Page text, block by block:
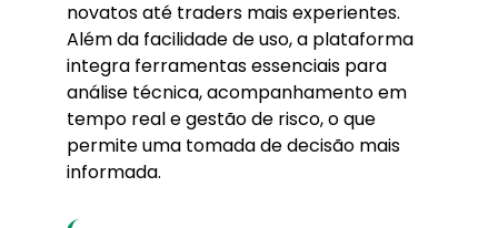
novatos até traders mais experientes.
Além da facilidade de uso, a plataforma
integra ferramentas essenciais para
análise técnica, acompanhamento em
tempo real e gestão de risco, o que
permite uma tomada de decisão mais
informada.